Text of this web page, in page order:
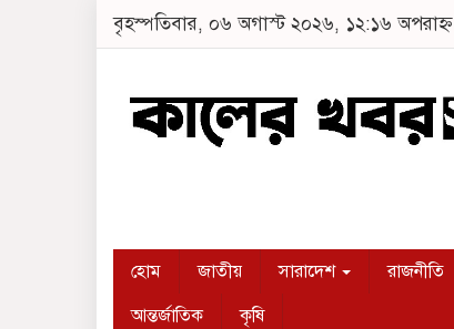
বৃহস্পতিবার, ০৬ অগাস্ট ২০২৬, ১২:১৬ অপরাহ্ন
হোম জাতীয় সারাদেশ রাজনীতি
আন্তর্জাতিক
কৃষি